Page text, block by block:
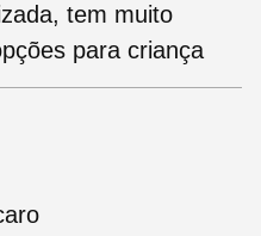
tem muito
para criança